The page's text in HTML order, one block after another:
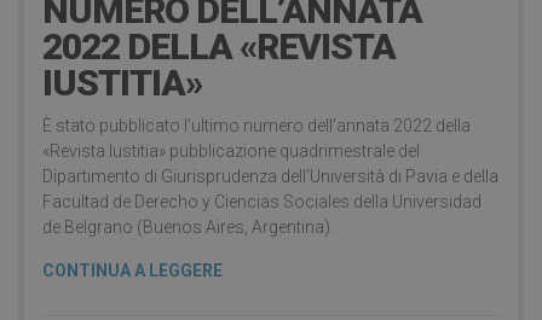
NUMERO DELL’ANNATA
2022 DELLA «REVISTA
IUSTITIA»
È stato pubblicato l’ultimo numero dell’annata 2022 della
«Revista Iustitia» pubblicazione quadrimestrale del
Dipartimento di Giurisprudenza dell’Università di Pavia e della
Facultad de Derecho y Ciencias Sociales della Universidad
de Belgrano (Buenos Aires, Argentina).
CONTINUA A LEGGERE